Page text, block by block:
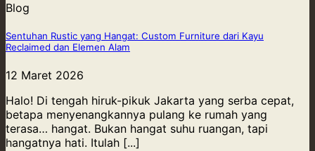
Blog
Sentuhan Rustic yang Hangat: Custom Furniture dari Kayu
Reclaimed dan Elemen Alam
12 Maret 2026
Halo! Di tengah hiruk-pikuk Jakarta yang serba cepat,
betapa menyenangkannya pulang ke rumah yang
terasa… hangat. Bukan hangat suhu ruangan, tapi
hangatnya hati. Itulah [...]